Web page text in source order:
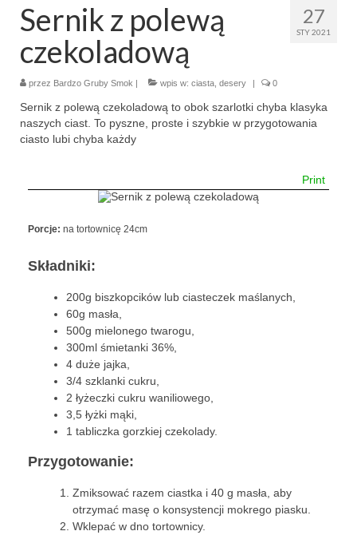
ciasteczka
muffinki
inne
śniadania
przekąski
zapiekanki
chleby
sosy i pasty
napoje
fit
specjalne okazje
na imprezę
na grilla
karnawał
27
STY 2021
Sernik z polewą
czekoladową
przez Bardzo Gruby Smok | wpis w: ciasta desery | 0
Sernik z polewą czekoladową to obok szarlotki chyba klasyka
naszych ciast. To pyszne, proste i szybkie w przygotowania
ciasto lubi chyba każdy
Print
Porcje: na tortownicę 24cm
Składniki:
200g biszkopcików lub ciasteczek maślanych,
60g masła,
500g mielonego twarogu,
300ml śmietanki 36%,
4 duże jajka,
3/4 szklanki cukru,
2 łyżeczki cukru waniliowego,
3,5 łyżki mąki,
1 tabliczka gorzkiej czekolady.
Przygotowanie:
Zmiksować razem ciastka i 40 g masła, aby
otrzymać masę o konsystencji mokrego piasku.
Wklepać w dno tortownicy.